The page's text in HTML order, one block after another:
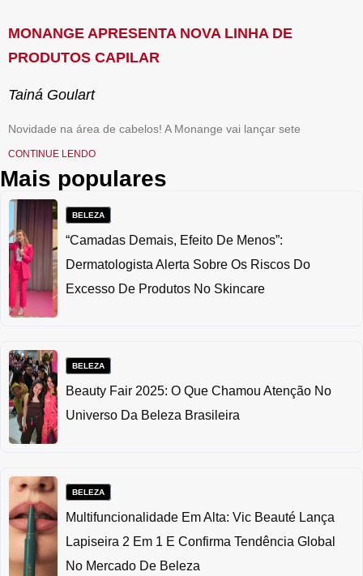
MONANGE APRESENTA NOVA LINHA DE
PRODUTOS CAPILAR
Tainá Goulart
Novidade na área de cabelos! A Monange vai lançar sete
CONTINUE LENDO
Mais populares
BELEZA
“Camadas Demais, Efeito De Menos”:
Dermatologista Alerta Sobre Os Riscos Do
Excesso De Produtos No Skincare
BELEZA
Beauty Fair 2025: O Que Chamou Atenção No
Universo Da Beleza Brasileira
BELEZA
Multifuncionalidade Em Alta: Vic Beauté Lança
Lapiseira 2 Em 1 E Confirma Tendência Global
No Mercado De Beleza